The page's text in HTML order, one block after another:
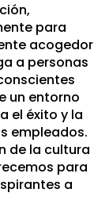
para
acogedor
a personas
un entorno
el éxito y la
empleados.
de la cultura
para
a